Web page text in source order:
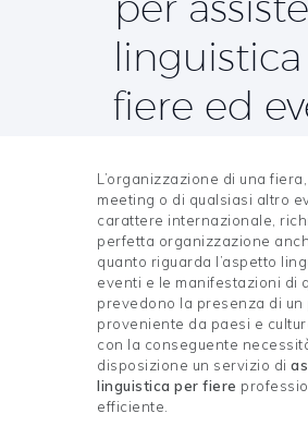
fiere ed
L’organizzazione di una
meeting o di qualsiasi altro
carattere internazionale,
perfetta organizzazione
quanto riguarda l’aspetto
eventi e le manifestazioni di
prevedono la presenza di un
proveniente da paesi e
con la conseguente
disposizione un servizio di
linguistica per fiere
efficiente.